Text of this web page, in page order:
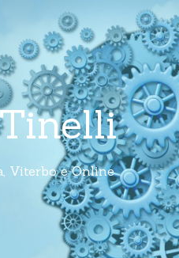
Viterbo e Online